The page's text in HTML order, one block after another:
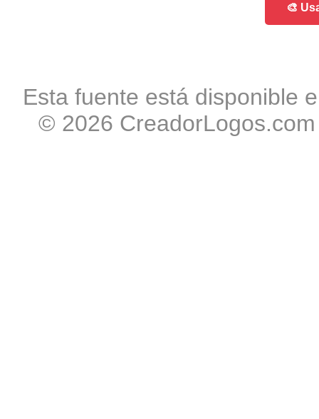
🎨
Esta fuente está disponible
© 2026